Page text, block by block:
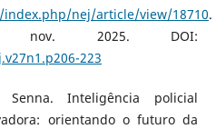
nej/article/view/18710.
nov. 2025. DOI:
223
Senna. Inteligência policial
orientando o futuro da